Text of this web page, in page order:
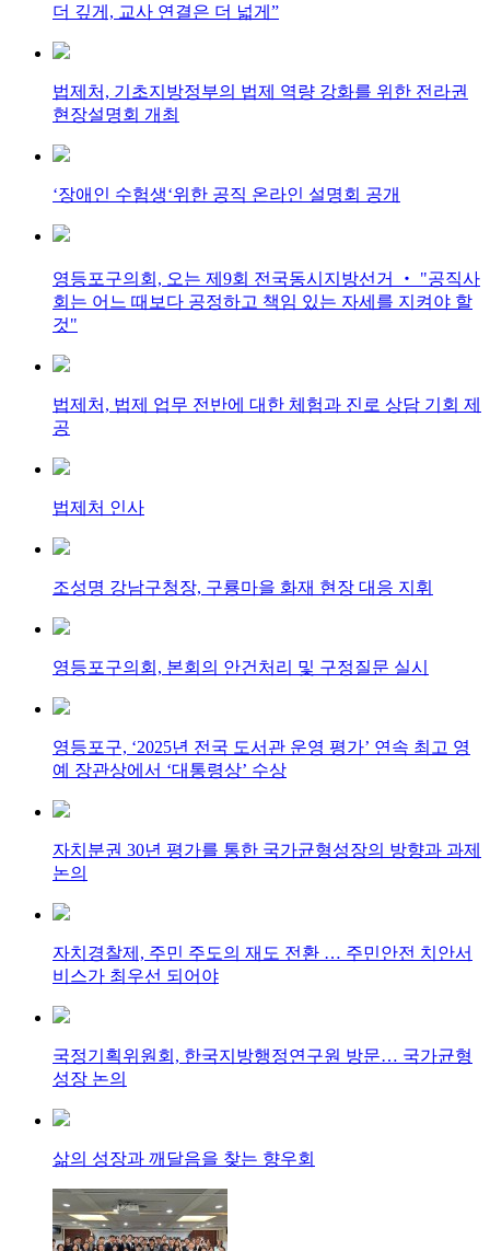
더 깊게, 교사 연결은 더 넓게”
법제처, 기초지방정부의 법제 역량 강화를 위한 전라권
현장설명회 개최
‘장애인 수험생‘위한 공직 온라인 설명회 공개
영등포구의회, 오는 제9회 전국동시지방선거 ‧ "공직사
회는 어느 때보다 공정하고 책임 있는 자세를 지켜야 할
것"
법제처, 법제 업무 전반에 대한 체험과 진로 상담 기회 제
공
법제처 인사
조성명 강남구청장, 구룡마을 화재 현장 대응 지휘
영등포구의회, 본회의 안건처리 및 구정질문 실시
영등포구, ‘2025년 전국 도서관 운영 평가’ 연속 최고 영
예 장관상에서 ‘대통령상’ 수상
자치분권 30년 평가를 통한 국가균형성장의 방향과 과제
논의
자치경찰제, 주민 주도의 재도 전환 … 주민안전 치안서
비스가 최우선 되어야
국정기획위원회, 한국지방행정연구원 방문… 국가균형
성장 논의
삶의 성장과 깨달음을 찾는 향우회